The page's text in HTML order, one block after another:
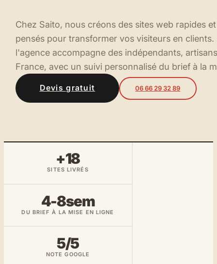
Chez Saito, nous créons des sites web rapides
pensés pour transformer vos visiteurs en clients.
l'agence accompagne des indépendants,
France, avec un suivi personnalisé du brief à la
Devis gratuit 06 66 29 32 89
+18
SITES LIVRÉS
4-8sem
DU BRIEF À LA MISE EN LIGNE
5/5
NOTE GOOGLE